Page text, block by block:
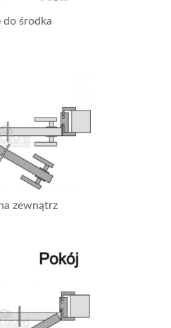
do środka
zewnątrz